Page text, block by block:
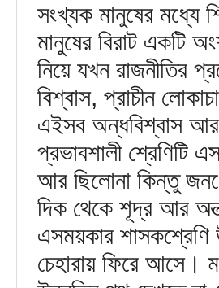
সংখ্যক মানুষের মধ্যে
মানুষের বিরাট একটি
নিয়ে যখন রাজনীতির
বিশ্বাস, প্রাচীন
এইসব অন্ধবিশ্বাস আর
প্রভাবশালী শ্রেণিটি
আর ছিলোনা কিন্তু
দিক থেকে শূদ্র আর
এসময়কার শাসকশ্রেণি
চেহারায় ফিরে আসে।